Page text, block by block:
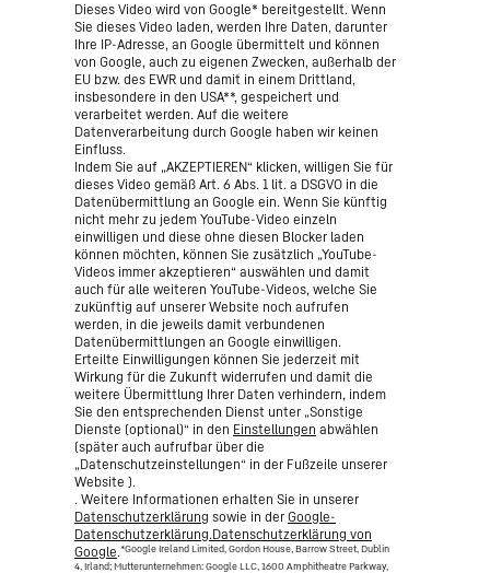
Dieses Video wird von Google* bereitgestellt. Wenn
Sie dieses Video laden, werden Ihre Daten, darunter
Ihre IP-Adresse, an Google übermittelt und können
von Google, auch zu eigenen Zwecken, außerhalb der
EU bzw. des EWR und damit in einem Drittland,
insbesondere in den USA**, gespeichert und
verarbeitet werden. Auf die weitere
Datenverarbeitung durch Google haben wir keinen
Einfluss.
Indem Sie auf „AKZEPTIEREN“ klicken, willigen Sie für
dieses Video gemäß Art. 6 Abs. 1 lit. a DSGVO in die
Datenübermittlung an Google ein. Wenn Sie künftig
nicht mehr zu jedem YouTube-Video einzeln
einwilligen und diese ohne diesen Blocker laden
können möchten, können Sie zusätzlich „YouTube-
Videos immer akzeptieren“ auswählen und damit
auch für alle weiteren YouTube-Videos, welche Sie
zukünftig auf unserer Website noch aufrufen
werden, in die jeweils damit verbundenen
Datenübermittlungen an Google einwilligen.
Erteilte Einwilligungen können Sie jederzeit mit
Wirkung für die Zukunft widerrufen und damit die
weitere Übermittlung Ihrer Daten verhindern, indem
Sie den entsprechenden Dienst unter „Sonstige
Dienste (optional)“ in den Einstellungen abwählen
(später auch aufrufbar über die
„Datenschutzeinstellungen“ in der Fußzeile unserer
Website ).
. Weitere Informationen erhalten Sie in unserer
Datenschutzerklärung sowie in der Google-
Datenschutzerklärung.Datenschutzerklärung von
Google.*Google Ireland Limited, Gordon House, Barrow Street, Dublin
4, Irland; Mutterunternehmen: Google LLC, 1600 Amphitheatre Parkway,